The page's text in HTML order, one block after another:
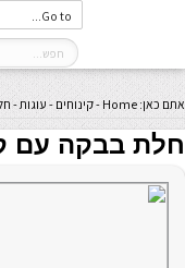
אתם כאן: Home
-קינוחים - עוגות-
חלת בבקה עם